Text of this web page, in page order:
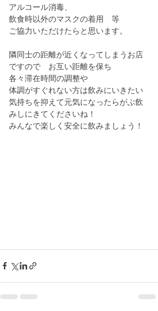
アルコール消毒、
飲食時以外のマスクの着用　等
ご協力いただけたらと思います。
隣同士の距離が近くなってしまうお店
ですので　お互い距離を保ち
各々滞在時間の調整や
体調がすぐれない方は飲みにいきたい
気持ちを抑えて元気になったらがぶ飲
みしにきてくださいね！
みんなで楽しく安全に飲みましょう！